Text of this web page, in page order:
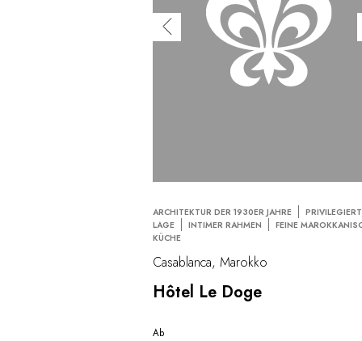
ARCHITEKTUR DER 1930ER JAHRE
LAGE
INTIMER RAHMEN
FEINE
KÜCHE
Casablanca, Marokko
Hôtel Le Doge
Ab